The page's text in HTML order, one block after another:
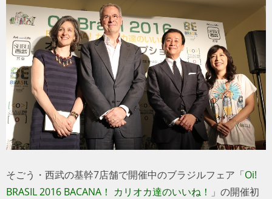
トラベル
サッカー
PEOPLE
ビジネス
コラム
そごう・西武の基幹7店舗で開催中のブラジルフェア「Oi!
BRASIL 2016 BACANA！ カリオカ達のいいね！ 」の開催初